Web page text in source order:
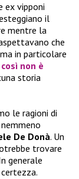
ex vipponi
il
mentre la
che
in particolare
non è
storia
le ragioni di
De Donà. Un
trovare
generale